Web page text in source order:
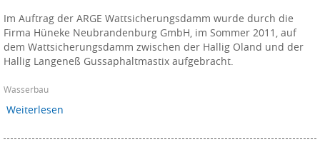
Im Auftrag der ARGE Wattsicherungsdamm wurde durch die
Firma Hüneke Neubrandenburg GmbH, im Sommer 2011, auf
dem Wattsicherungsdamm zwischen der Hallig Oland und der
Hallig Langeneß Gussaphaltmastix aufgebracht.
Wasserbau
Weiterlesen